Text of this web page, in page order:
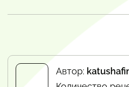
Автор: